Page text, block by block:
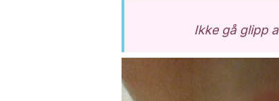
Ikke gå glipp